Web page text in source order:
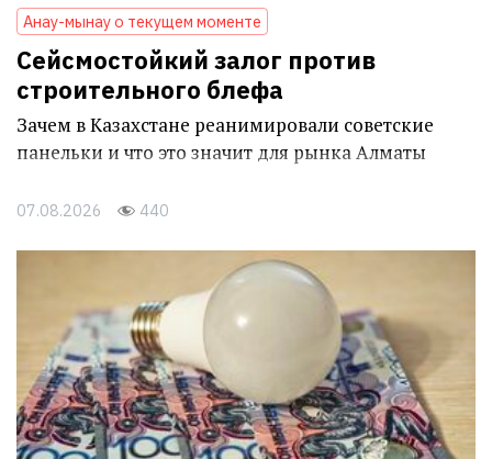
Анау-мынау о текущем моменте
Сейсмостойкий залог против
строительного блефа
Зачем в Казахстане реанимировали советские
панельки и что это значит для рынка Алматы
07.08.2026 440